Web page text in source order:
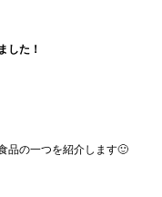
した！
品の一つを紹介します🙂